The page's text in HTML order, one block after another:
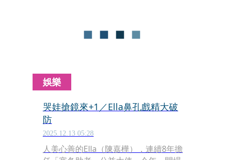
娛樂
哭娃搶鏡來+1／Ella鼻孔戲精大破
防
2025.12.13 05:28
人美心善的Ella（陳嘉樺），連續8年擔